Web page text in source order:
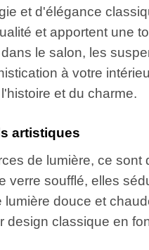
et d'élégance
et apportent une
le salon, les
à votre
et du charme.
artistiques
de lumière, ce
soufflé, elles
douce et
classique en